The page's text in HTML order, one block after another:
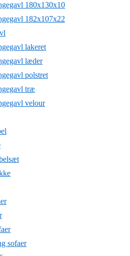
180x130x10
182x107x22
lakeret
læder
polstret
træ
velour
sofaer